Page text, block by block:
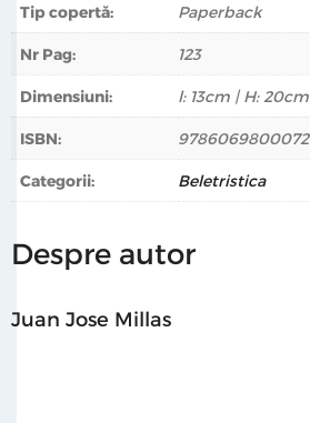
Tip copertă: Paperback
Nr Pag: 123
Dimensiuni: l: 13cm | H: 20cm
ISBN: 9786069800072
Categorii: Beletristica
Despre autor
Juan Jose Millas